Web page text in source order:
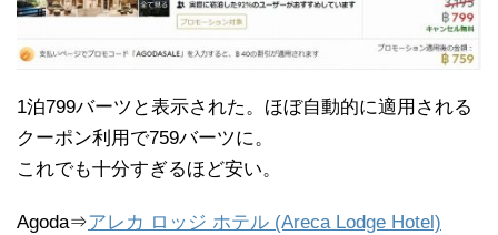
1泊799バーツと表示された。ほぼ自動的に適用される
クーポン利用で759バーツに。
これでも十分すぎるほど安い。
Agoda⇒アレカ ロッジ ホテル (Areca Lodge Hotel)